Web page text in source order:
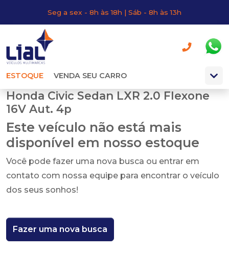
Seg a sex - 8h às 18h | Sáb - 8h às 13h
ESTOQUE VENDA SEU CARRO
Honda Civic Sedan LXR 2.0 Flexone
16V Aut. 4p
Este veículo não está mais
disponível em nosso estoque
Você pode fazer uma nova busca ou entrar em
contato com nossa equipe para encontrar o veículo
dos seus sonhos!
Fazer uma nova busca